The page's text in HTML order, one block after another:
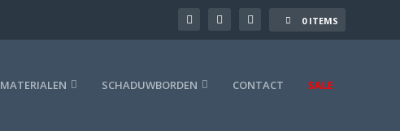
0 ITEMS
MATERIALEN SCHADUWBORDEN CONTACT SALE